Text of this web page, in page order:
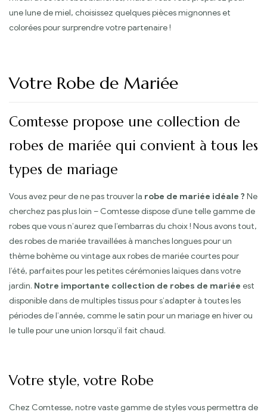
une lune de miel, choisissez quelques pièces mignonnes et
colorées pour surprendre votre partenaire !
Votre Robe de Mariée
Comtesse propose une collection de
robes de mariée qui convient à tous les
types de mariage
Vous avez peur de ne pas trouver la robe de mariée idéale ? Ne
cherchez pas plus loin – Comtesse dispose d’une telle gamme de
robes que vous n’aurez que l’embarras du choix ! Nous avons tout,
des robes de mariée travaillées à manches longues pour un
thème bohème ou vintage aux robes de mariée courtes pour
l’été, parfaites pour les petites cérémonies laïques dans votre
jardin. Notre importante collection de robes de mariée est
disponible dans de multiples tissus pour s’adapter à toutes les
périodes de l’année, comme le satin pour un mariage en hiver ou
le tulle pour une union lorsqu’il fait chaud.
Votre style, votre Robe
Chez Comtesse, notre vaste gamme de styles vous permettra de